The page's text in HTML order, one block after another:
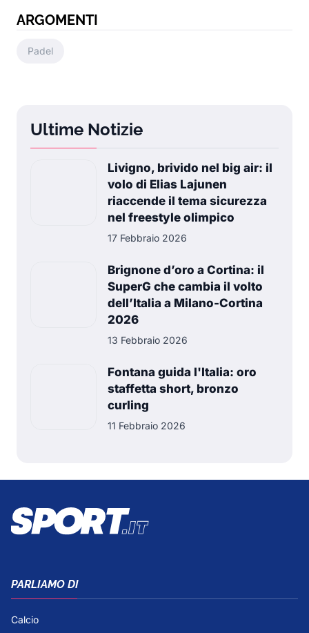
ARGOMENTI
Padel
Ultime Notizie
Livigno, brivido nel big air: il
volo di Elias Lajunen
riaccende il tema sicurezza
nel freestyle olimpico
17 Febbraio 2026
Brignone d’oro a Cortina: il
SuperG che cambia il volto
dell’Italia a Milano-Cortina
2026
13 Febbraio 2026
Fontana guida l'Italia: oro
staffetta short, bronzo
curling
11 Febbraio 2026
PARLIAMO DI
Calcio